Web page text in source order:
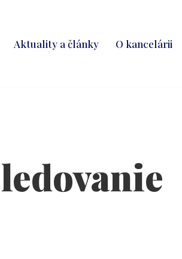
Aktuality a články O kancelárii